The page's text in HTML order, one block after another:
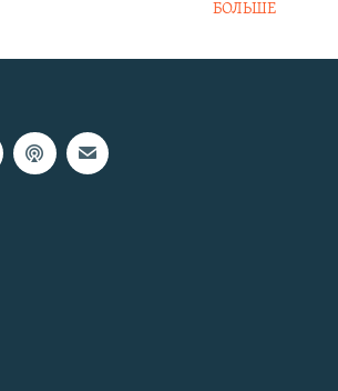
БОЛЬШЕ